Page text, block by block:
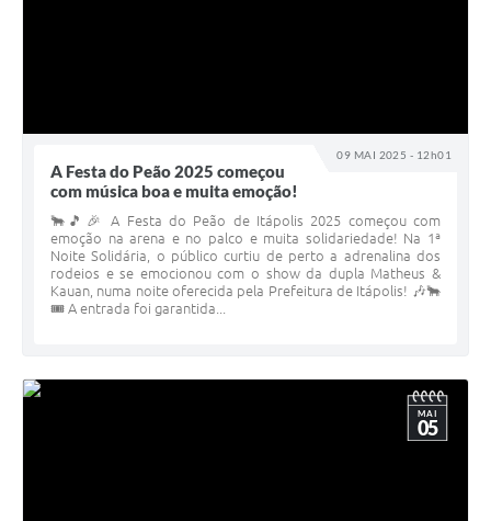
09 MAI 2025 - 12h01
A Festa do Peão 2025 começou
com música boa e muita emoção!
🐂🎵🎉 A Festa do Peão de Itápolis 2025 começou com
emoção na arena e no palco e muita solidariedade! Na 1ª
Noite Solidária, o público curtiu de perto a adrenalina dos
rodeios e se emocionou com o show da dupla Matheus &
Kauan, numa noite oferecida pela Prefeitura de Itápolis! 🎶🐂
🎟 A entrada foi garantida...
MAI
05